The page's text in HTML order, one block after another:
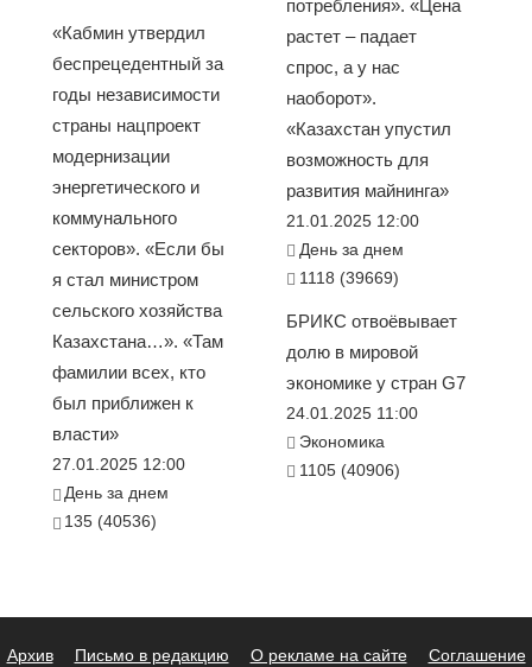
«Кабмин утвердил
беспрецедентный за
годы независимости
страны нацпроект
модернизации
энергетического и
коммунального
секторов». «Если бы
я стал министром
сельского хозяйства
Казахстана…». «Там
фамилии всех, кто
был приближен к
власти»
27.01.2025 12:00
День за днем
135 (40536)
потребления». «Цена
растет – падает
спрос, а у нас
наоборот».
«Казахстан упустил
возможность для
развития майнинга»
21.01.2025 12:00
День за днем
1118 (39669)
БРИКС отвоёвывает
долю в мировой
экономике у стран G7
24.01.2025 11:00
Экономика
1105 (40906)
Архив Письмо в редакцию О рекламе на сайте Соглашение